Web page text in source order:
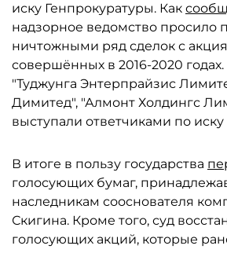
иску Генпрокуратуры. Как
надзорное ведомство просило
ничтожными ряд сделок с
совершённых в 2016-2020
"Туджунга Энтерпрайзис
Димитед", "Алмонт Холдингс
выступали ответчиками по
В итоге в пользу государства
голосующих бумаг,
наследникам сооснователя
Скигина. Кроме того, суд
голосующих акций, которые